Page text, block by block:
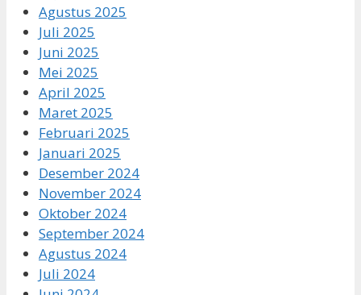
Agustus 2025
Juli 2025
Juni 2025
Mei 2025
April 2025
Maret 2025
Februari 2025
Januari 2025
Desember 2024
November 2024
Oktober 2024
September 2024
Agustus 2024
Juli 2024